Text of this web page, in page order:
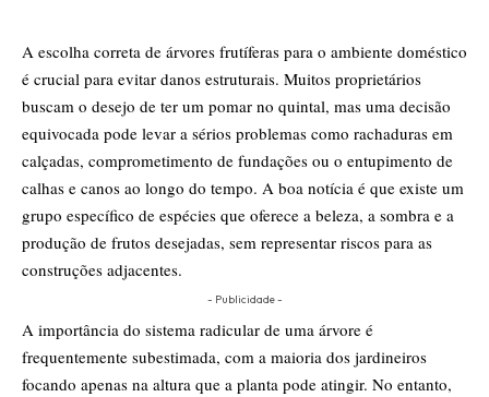
A escolha correta de árvores frutíferas para o ambiente doméstico
é crucial para evitar danos estruturais. Muitos proprietários
buscam o desejo de ter um pomar no quintal, mas uma decisão
equivocada pode levar a sérios problemas como rachaduras em
calçadas, comprometimento de fundações ou o entupimento de
calhas e canos ao longo do tempo. A boa notícia é que existe um
grupo específico de espécies que oferece a beleza, a sombra e a
produção de frutos desejadas, sem representar riscos para as
construções adjacentes.
- Publicidade -
A importância do sistema radicular de uma árvore é
frequentemente subestimada, com a maioria dos jardineiros
focando apenas na altura que a planta pode atingir. No entanto,